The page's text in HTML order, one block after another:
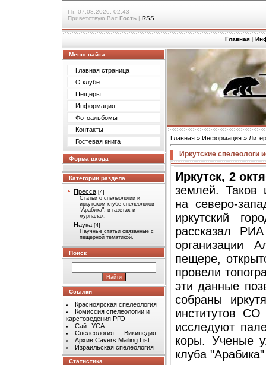
Пт, 07.08.2026, 02:43
Приветствую Вас Гость | RSS
Главная|
Меню сайта
Главная страница
О клубе
Пещеры
Информация
Фотоальбомы
Контакты
Гостевая книга
Форма входа
Категории раздела
Пресса [4]
Статьи о спелеологии и
иркутском клубе спелеологов
"Арабика", в газетах и
журналах.
Наука [4]
Научные статьи связанные с
пещерной тематикой.
Поиск
Ссылки
Красноярская спелеология
Комиссия спелеологии и
карстоведения РГО
Сайт УСА
Спелеология — Википедия
Архив Cavers Mailing List
Израильская спелеология
Статистика
Главная » Информация »
Иркутские спелеологи
Иркутск, 2
землей. Таков
на северо-
иркутский
рассказал
организации
пещере,
провели
эти данные
собраны
институтов
исследуют
коры. Ученые
клуба